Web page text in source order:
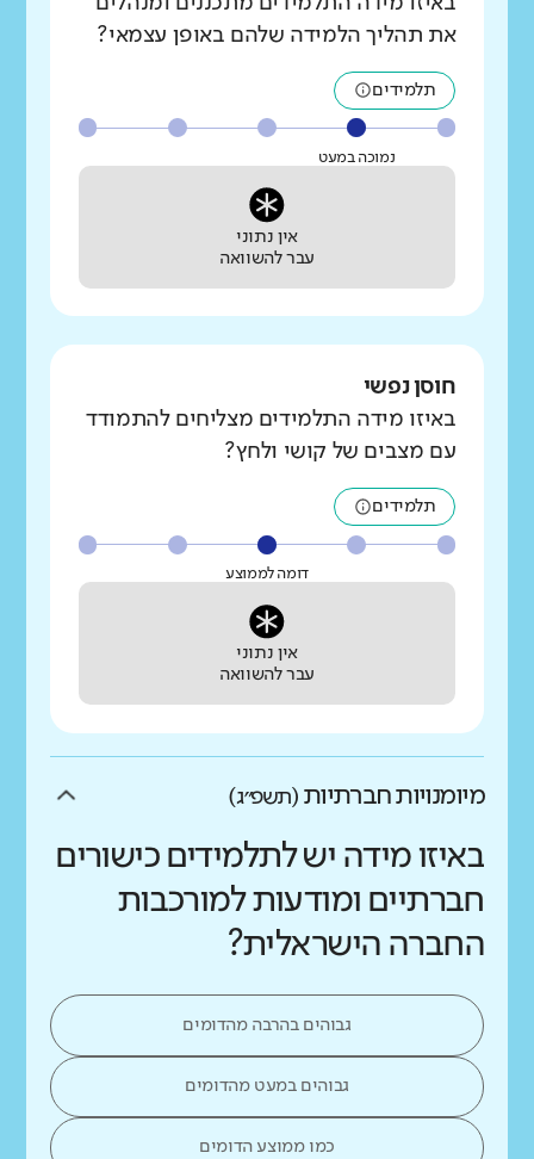
את תהליך הלמידה שלהם באופן עצמאי?
תלמידים
נמוכה במעט
אין נתוני
עבר להשוואה
חוסן נפשי
באיזו מידה התלמידים מצליחים להתמודד
עם מצבים של קושי ולחץ?
תלמידים
דומה לממוצע
אין נתוני
עבר להשוואה
מיומנויות חברתיות (תשפ״ג)
באיזו מידה יש לתלמידים כישורים
חברתיים ומודעות למורכבות
החברה הישראלית?
גבוהים בהרבה מהדומים
גבוהים במעט מהדומים
כמו ממוצע הדומים